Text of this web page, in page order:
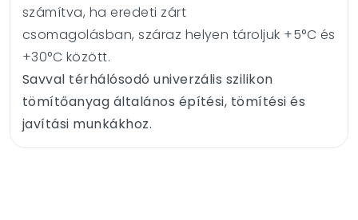
számítva, ha eredeti zárt
csomagolásban, száraz helyen tároljuk +5°C és
+30°C között.
Savval térhálósodó univerzális szilikon
tömítőanyag általános építési, tömítési és
javítási munkákhoz.